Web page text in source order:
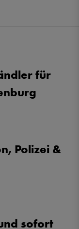
für
Polizei &
sofort